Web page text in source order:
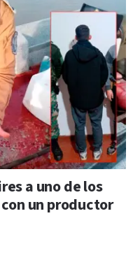
a uno de los
un productor